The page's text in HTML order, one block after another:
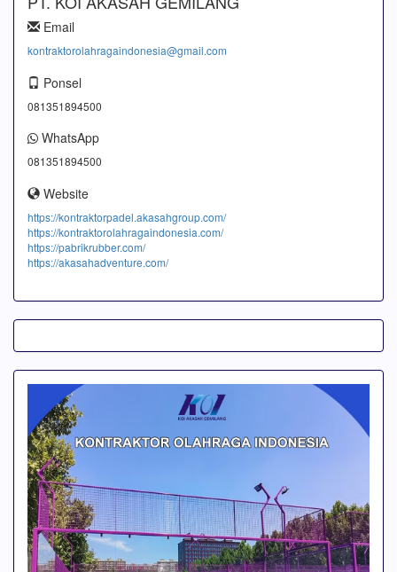
Email
kontraktorolahragaindonesia@gmail.com
Ponsel
081351894500
WhatsApp
081351894500
Website
https://kontraktorpadel.akasahgroup.com/
https://kontraktorolahragaindonesia.com/
https://pabrikrubber.com/
https://akasahadventure.com/